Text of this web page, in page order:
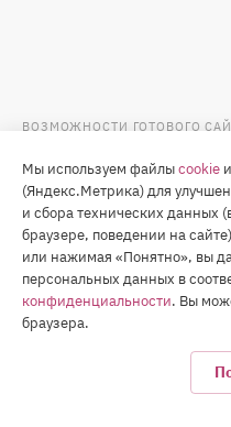
ВОЗМОЖНОСТИ ГОТОВОГО
Движок 1С-
1С-Битрикс:
№1 в России. Что бы не
бесплатных и open-
Битрикс — лучшее
о достоинствах и
Мы используем файлыcookie
(Яндекс.Метрика) для
и сбора технических
браузере, поведении на
или нажимая «Понятно», вы
персональных данных в
конфиденциальности. Вы
браузера.